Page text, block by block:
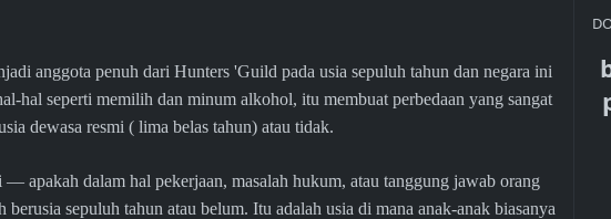
anggota penuh dari Hunters 'Guild pada usia sepuluh tahun dan negara ini
hal seperti memilih dan minum alkohol, itu membuat perbedaan yang sangat
dewasa resmi ( lima belas tahun) atau tidak.
apakah dalam hal pekerjaan, masalah hukum, atau tanggung jawab orang
sepuluh tahun atau belum. Itu adalah usia di mana anak-anak biasanya